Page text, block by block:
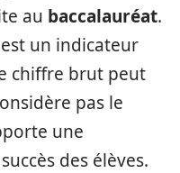
au baccalauréat.
est un indicateur
chiffre brut peut
pas le
une
des élèves.